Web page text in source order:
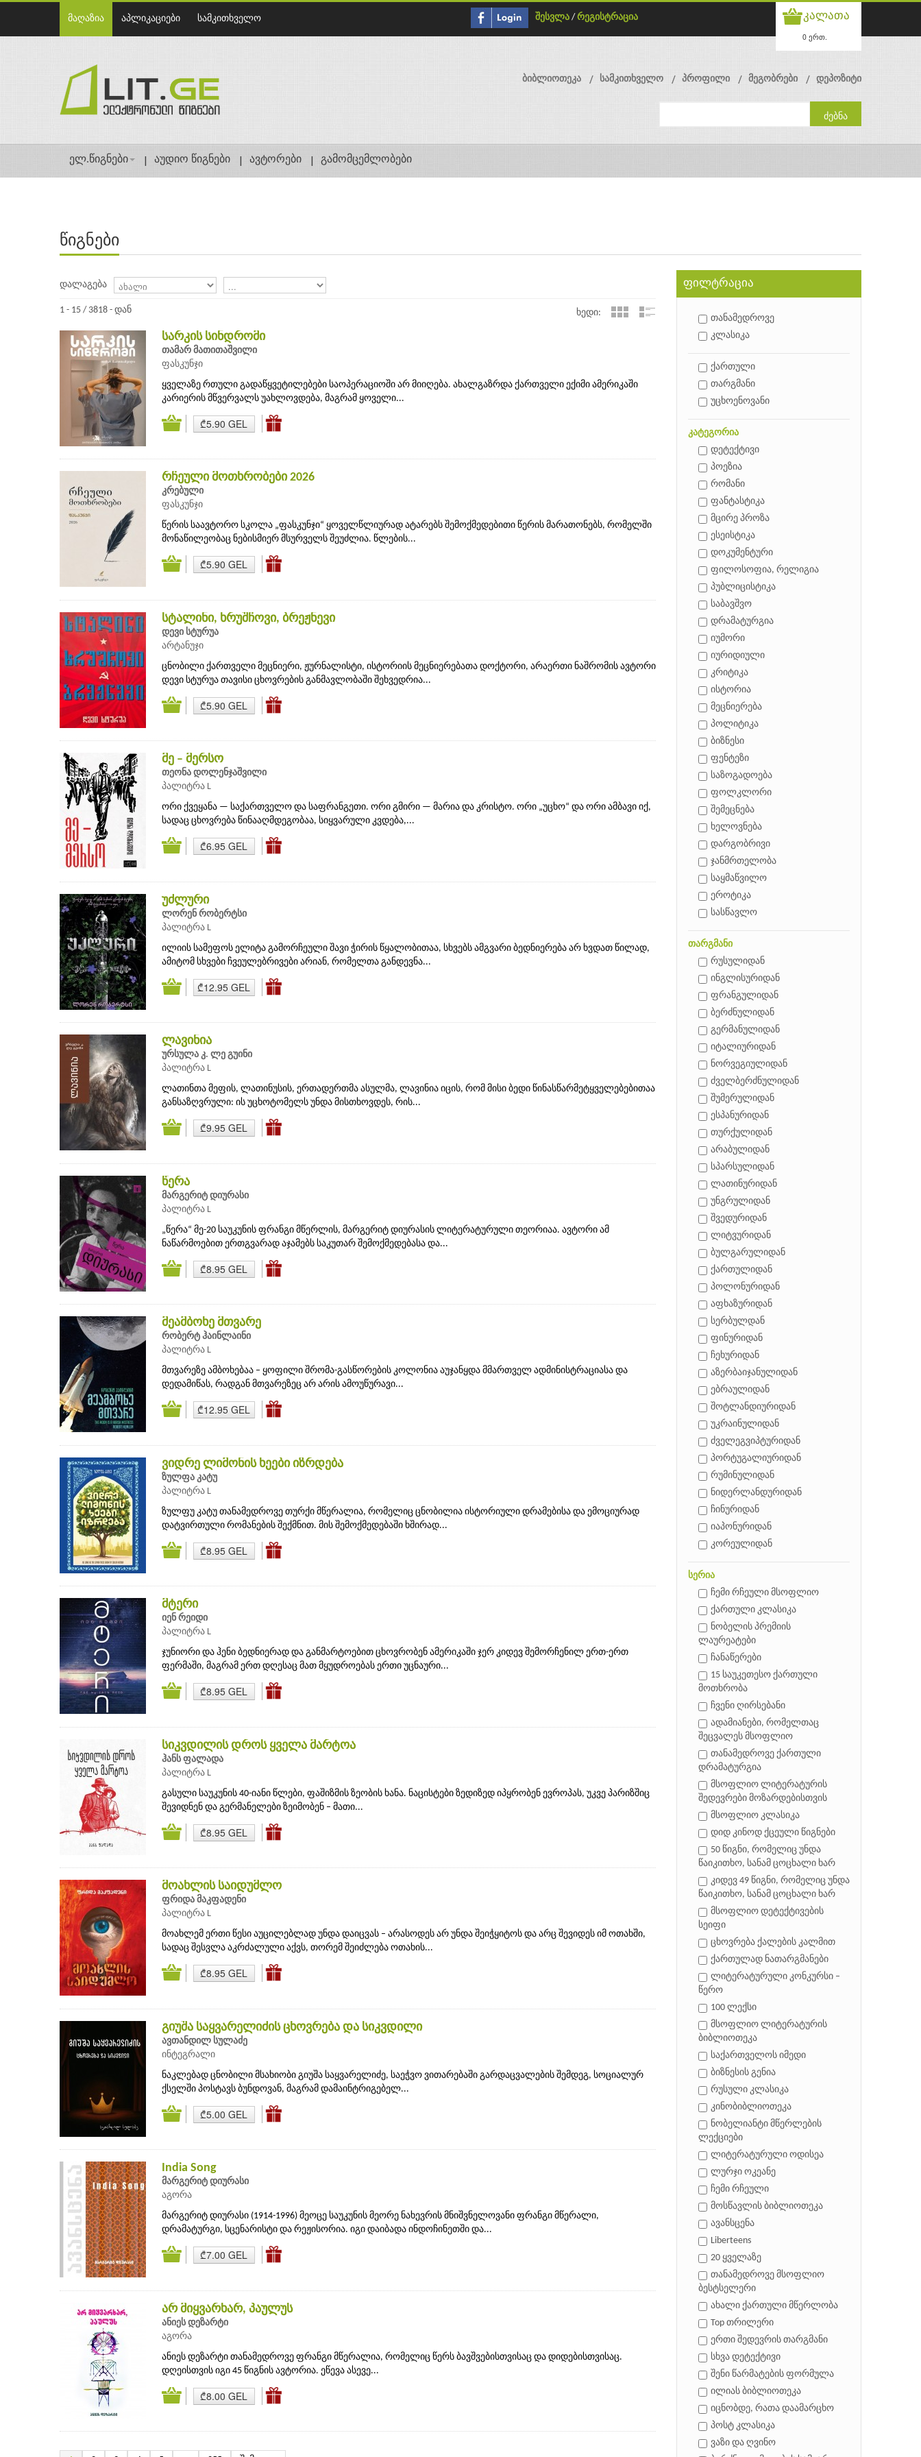
მაღაზია აპლიკაციები სამკითხველო შესვლა / რეგისტრაცია კალათა
0 ერთ.
ბიბლიოთეკა სამკითხველო პროფილი მეგობრები დეპოზიტი
ელ.წიგნები აუდიო წიგნები ავტორები გამომცემლობები
წიგნები
დალაგება
1 - 15 / 3818 - დან ხედი:
სარკის სინდრომი
თამარ მათითაშვილი
ფასკუნჯი
ყველაზე რთული გადაწყვეტილებები საოპერაციოში არ მიიღება. ახალგაზრდა ქართველი ექიმი ამერიკაში
კარიერის მწვერვალს უახლოვდება, მაგრამ ყოველი...
₾5.90 GEL
რჩეული მოთხრობები 2026
კრებული
ფასკუნჯი
წერის საავტორო სკოლა „ფასკუნჯი“ ყოველწლიურად ატარებს შემოქმედებითი წერის მარათონებს, რომელში
მონაწილეობაც ნებისმიერ მსურველს შეუძლია. წლების...
₾5.90 GEL
სტალინი, ხრუშჩოვი, ბრეჟნევი
დევი სტურუა
არტანუჯი
ცნობილი ქართველი მეცნიერი, ჟურნალისტი, ისტორიის მეცნიერებათა დოქტორი, არაერთი ნაშრომის ავტორი
დევი სტურუა თავისი ცხოვრების განმავლობაში შეხვედრია...
₾5.90 GEL
მე – მერსო
თეონა დოლენჯაშვილი
პალიტრა L
ორი ქვეყანა — საქართველო და საფრანგეთი. ორი გმირი — მარია და კრისტო. ორი „უცხო“ და ორი ამბავი იქ,
სადაც ცხოვრება წინააღმდეგობაა, სიყვარული კვდება,...
₾6.95 GEL
უძლური
ლორენ რობერტსი
პალიტრა L
ილიის სამეფოს ელიტა გამორჩეული შავი ჭირის წყალობითაა, სხვებს ამგვარი ბედნიერება არ ხვდათ წილად,
ამიტომ სხვები ჩვეულებრივები არიან, რომელთა განდევნა...
₾12.95 GEL
ლავინია
ურსულა კ. ლე გუინი
პალიტრა L
ლათინთა მეფის, ლათინუსის, ერთადერთმა ასულმა, ლავინია იცის, რომ მისი ბედი წინასწარმეტყველებებითაა
განსაზღვრული: ის უცხოტომელს უნდა მისთხოვდეს, რის...
₾9.95 GEL
წერა
მარგერიტ დიურასი
პალიტრა L
„წერა“ მე-20 საუკუნის ფრანგი მწერლის, მარგერიტ დიურასის ლიტერატურული თეორიაა. ავტორი ამ
ნაწარმოებით ერთგვარად აჯამებს საკუთარ შემოქმედებასა და...
₾8.95 GEL
მეამბოხე მთვარე
რობერტ ჰაინლაინი
პალიტრა L
მთვარეზე ამბოხებაა – ყოფილი შრომა-გასწორების კოლონია აუჯანყდა მმართველ ადმინისტრაციასა და
დედამიწას, რადგან მთვარეზეც არ არის ამოუწურავი...
₾12.95 GEL
ვიდრე ლიმონის ხეები იზრდება
ზულფა კატუ
პალიტრა L
ზულფუ კატუ თანამედროვე თურქი მწერალია, რომელიც ცნობილია ისტორიული დრამებისა და ემოციურად
დატვირთული რომანების შექმნით. მის შემოქმედებაში ხშირად...
₾8.95 GEL
მტერი
იენ რეიდი
პალიტრა L
ჯუნიორი და ჰენი ბედნიერად და განმარტოებით ცხოვრობენ ამერიკაში ჯერ კიდევ შემორჩენილ ერთ-ერთ
ფერმაში, მაგრამ ერთ დღესაც მათ მყუდროებას ერთი უცნაური...
₾8.95 GEL
სიკვდილის დროს ყველა მარტოა
ჰანს ფალადა
პალიტრა L
გასული საუკუნის 40-იანი წლები, ფაშიზმის ზეობის ხანა. ნაცისტები ზედიზედ იპყრობენ ევროპას, უკვე პარიზშიც
შევიდნენ და გერმანელები ზეიმობენ – მათი...
₾8.95 GEL
მოახლის საიდუმლო
ფრიდა მაკფადენი
პალიტრა L
მოახლემ ერთი წესი აუცილებლად უნდა დაიცვას – არასოდეს არ უნდა შეიჭყიტოს და არც შევიდეს იმ ოთახში,
სადაც შესვლა აკრძალული აქვს, თორემ შეიძლება ოთახის...
₾8.95 GEL
გიუშა საყვარელიძის ცხოვრება და სიკვდილი
ავთანდილ სულაძე
ინტეგრალი
ნაკლებად ცნობილი მსახიობი გიუშა საყვარელიძე, საეჭვო ვითარებაში გარდაცვალების შემდეგ, სოციალურ
ქსელში პოსტავს ბუნდოვან, მაგრამ დამაინტრიგებელ...
₾5.00 GEL
India Song
მარგერიტ დიურასი
აგორა
მარგერიტ დიურასი (1914-1996) მეოცე საუკუნის მეორე ნახევრის მნიშვნელოვანი ფრანგი მწერალი,
დრამატურგი, სცენარისტი და რეჟისორია. იგი დაიბადა ინდოჩინეთში და...
₾7.00 GEL
არ მიყვარხარ, პაულუს
ანიეს დეზარტი
აგორა
ანიეს დეზარტი თანამედროვე ფრანგი მწერალია, რომელიც წერს ბავშვებისთვისაც და დიდებისთვისაც.
დღეისთვის იგი 45 წიგნის ავტორია. ეწევა ასევე...
₾8.00 GEL
ფილტრაცია
თანამედროვე
კლასიკა
ქართული
თარგმანი
უცხოენოვანი
კატეგორია
დეტექტივი
პოეზია
რომანი
ფანტასტიკა
მცირე პროზა
ესეისტიკა
დოკუმენტური
ფილოსოფია, რელიგია
პუბლიცისტიკა
საბავშვო
დრამატურგია
იუმორი
იურიდიული
კრიტიკა
ისტორია
მეცნიერება
პოლიტიკა
ბიზნესი
ფენტეზი
საზოგადოება
ფოლკლორი
შემეცნება
ხელოვნება
დარგობრივი
ჯანმრთელობა
საყმაწვილო
ეროტიკა
სასწავლო
თარგმანი
რუსულიდან
ინგლისურიდან
ფრანგულიდან
ბერძნულიდან
გერმანულიდან
იტალიურიდან
ნორვეგიულიდან
ძველბერძნულიდან
შუმერულიდან
ესპანურიდან
თურქულიდან
არაბულიდან
სპარსულიდან
ლათინურიდან
უნგრულიდან
შვედურიდან
ლიტვურიდან
ბულგარულიდან
ქართულიდან
პოლონურიდან
აფხაზურიდან
სერბულდან
ფინურიდან
ჩეხურიდან
აზერბაიჯანულიდან
ებრაულიდან
შოტლანდიურიდან
უკრაინულიდან
ძველეგვიპტურიდან
პორტუგალიურიდან
რუმინულიდან
ნიდერლანდურიდან
ჩინურიდან
იაპონურიდან
კორეულიდან
სერია
ჩემი რჩეული მსოფლიო
ქართული კლასიკა
ნობელის პრემიის
ლაურეატები
ჩანაწერები
15 საუკეთესო ქართული
მოთხრობა
ჩვენი ღირსებანი
ადამიანები, რომელთაც
შეცვალეს მსოფლიო
თანამედროვე ქართული
დრამატურგია
მსოფლიო ლიტერატურის
შედევრები მოზარდებისთვის
მსოფლიო კლასიკა
დიდ კინოდ ქცეული წიგნები
50 წიგნი, რომელიც უნდა
წაიკითხო, სანამ ცოცხალი ხარ
კიდევ 49 წიგნი, რომელიც უნდა
წაიკითხო, სანამ ცოცხალი ხარ
მსოფლიო დეტექტივების
სეიფი
ცხოვრება ქალების კალმით
ქართულად ნათარგმანები
ლიტერატურული კონკურსი –
წერო
100 ლექსი
მსოფლიო ლიტერატურის
ბიბლიოთეკა
საქართველოს იმედი
ბიზნესის გენია
რუსული კლასიკა
კინობიბლიოთეკა
ნობელიანტი მწერლების
ლექციები
ლიტერატურული ოდისეა
ლურჯი ოკეანე
ჩემი რჩეული
მოსწავლის ბიბლიოთეკა
ავანსცენა
Liberteens
20 ყველაზე
თანამედროვე მსოფლიო
ბესტსელერი
ახალი ქართული მწერლობა
Top თრილერი
ერთი შედევრის თარგმანი
სხვა დეტექტივი
შენი წარმატების ფორმულა
ილიას ბიბლიოთეკა
იცნობდე, რათა დაამარცხო
პოსტ კლასიკა
ვაზი და ღვინო